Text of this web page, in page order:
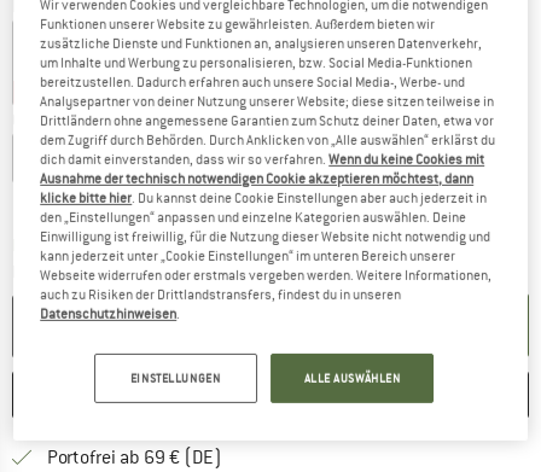
Farbe:Purple Ash
35% 35% 35%
Größe wählen:
S M L XL XXL
Größentabelle
Lieferzeit: 2-4 WerktageDer Link öffnet sich in einer Infobox und
Menge:
VERGLEICHEN
Portofrei ab 69 € (DE)
Wir verwenden Cookies und vergleichbare Technologien, um die notwendigen
Funktionen unserer Website zu gewährleisten. Außerdem bieten wir
zusätzliche Dienste und Funktionen an, analysieren unseren Datenverkehr,
um Inhalte und Werbung zu personalisieren, bzw. Social Media-Funktionen
bereitzustellen. Dadurch erfahren auch unsere Social Media-, Werbe- und
Analysepartner von deiner Nutzung unserer Website; diese sitzen teilweise in
Drittländern ohne angemessene Garantien zum Schutz deiner Daten, etwa vor
dem Zugriff durch Behörden. Durch Anklicken von „Alle auswählen“ erklärst du
dich damit einverstanden, dass wir so verfahren.Wenn du keine Cookies mit
Ausnahme der technisch notwendigen Cookie akzeptieren möchtest, dann
klicke bitte hier. Du kannst deine Cookie Einstellungen aber auch jederzeit in
den „Einstellungen“ anpassen und einzelne Kategorien auswählen. Deine
Einwilligung ist freiwillig, für die Nutzung dieser Website nicht notwendig und
kann jederzeit unter „Cookie Einstellungen“ im unteren Bereich unserer
Webseite widerrufen oder erstmals vergeben werden. Weitere Informationen,
auch zu Risiken der Drittlandstransfers, findest du in unseren
Datenschutzhinweisen.
EINSTELLUNGEN ALLE AUSWÄHLEN